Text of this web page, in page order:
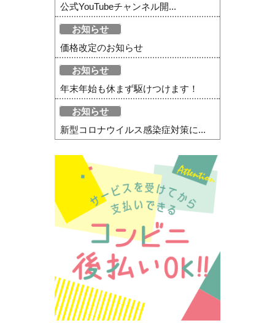
公式YouTubeチャンネル開...
お知らせ
価格改定のお知らせ
お知らせ
年末年始も休まず駆けつけます！
お知らせ
新型コロナウイルス感染症対策に...